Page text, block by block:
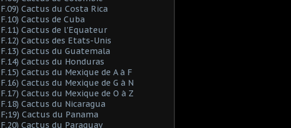
F.09) Cactus du Costa Rica
F.10) Cactus de Cuba
F.11) Cactus de l'Equateur
F.12) Cactus des Etats-Unis
F.13) Cactus du Guatemala
F.14) Cactus du Honduras
F.15) Cactus du Mexique de A à F
F.16) Cactus du Mexique de G à N
F.17) Cactus du Mexique de O à Z
F.18) Cactus du Nicaragua
F;19) Cactus du Panama
F.20) Cactus du Paraguay